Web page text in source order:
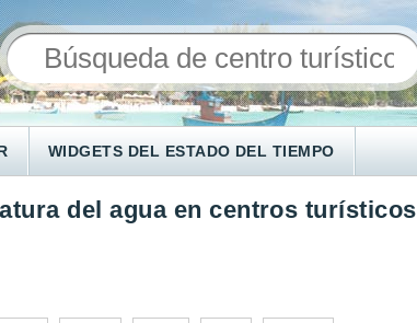
WIDGETS DEL ESTADO DEL TIEMPO
del agua en centros turísticos